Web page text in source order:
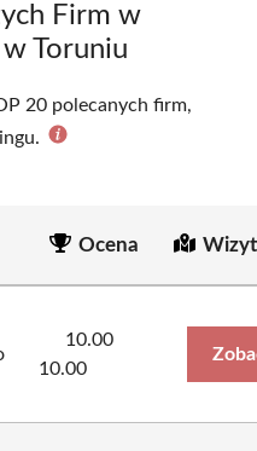
Firm w
Toruniu
20 polecanych firm,
Ocena
10.00
10.00